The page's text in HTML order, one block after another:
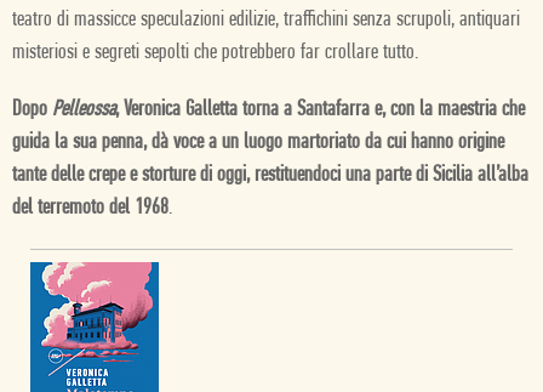
teatro di massicce speculazioni edilizie, traffichini senza scrupoli, antiquari
misteriosi e segreti sepolti che potrebbero far crollare tutto.
Dopo Pelleossa, Veronica Galletta torna a Santafarra e, con la maestria che
guida la sua penna, dà voce a un luogo martoriato da cui hanno origine
tante delle crepe e storture di oggi, restituendoci una parte di Sicilia all’alba
del terremoto del 1968.